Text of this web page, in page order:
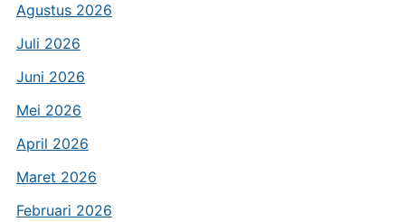
Agustus 2026
Juli 2026
Juni 2026
Mei 2026
April 2026
Maret 2026
Februari 2026